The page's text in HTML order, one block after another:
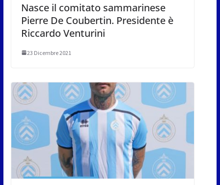
Nasce il comitato sammarinese
Pierre De Coubertin. Presidente è
Riccardo Venturini
23 Dicembre 2021